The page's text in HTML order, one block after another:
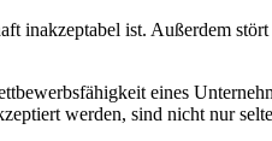
inakzeptabel ist. Außerdem
eines
werden, sind nicht nur